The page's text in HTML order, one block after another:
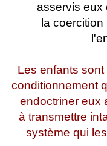
asservis eux
la
Les enfants
conditionnement
endoctriner eux
à transmettre
système qui